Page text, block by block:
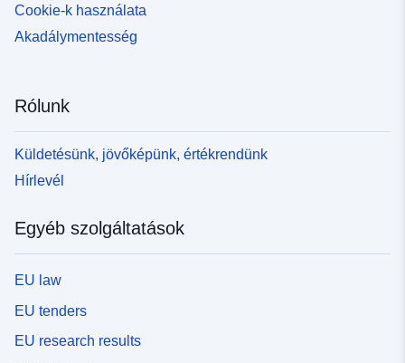
Cookie-k használata
Akadálymentesség
Rólunk
Küldetésünk, jövőképünk, értékrendünk
Hírlevél
Egyéb szolgáltatások
EU law
EU tenders
EU research results